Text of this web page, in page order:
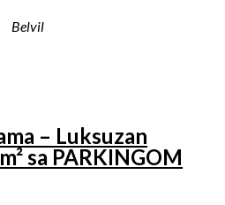
Belvil
– Luksuzan
sa PARKINGOM